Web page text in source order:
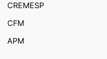
CREMESP
CFM
APM